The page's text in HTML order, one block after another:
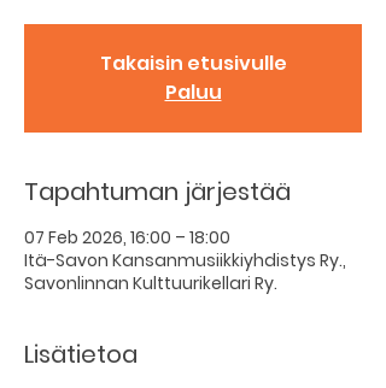
Takaisin etusivulle
Paluu
Tapahtuman järjestää
07 Feb 2026, 16:00 – 18:00
Itä-Savon Kansanmusiikkiyhdistys Ry.,
Savonlinnan Kulttuurikellari Ry.
Lisätietoa